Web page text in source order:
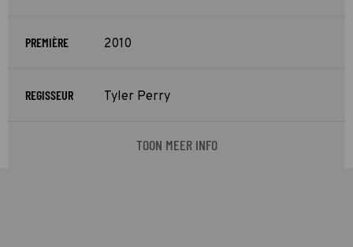
PREMIÈRE 2010
REGISSEUR Tyler Perry
TOON MEER INFO